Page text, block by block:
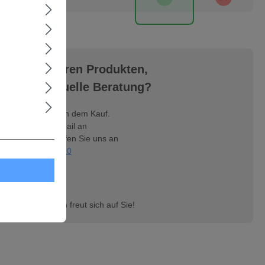
zu unseren Produkten,
individuelle Beratung?
vor und nach dem Kauf.
Sie uns eine Mail an
, oder rufen Sie uns an
09404 - 95390
Team freut sich auf Sie!